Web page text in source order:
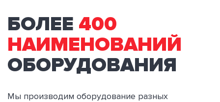
БОЛЕЕ 400
НАИМЕНОВАНИЙ
ОБОРУДОВАНИЯ
Мы производим оборудование разных